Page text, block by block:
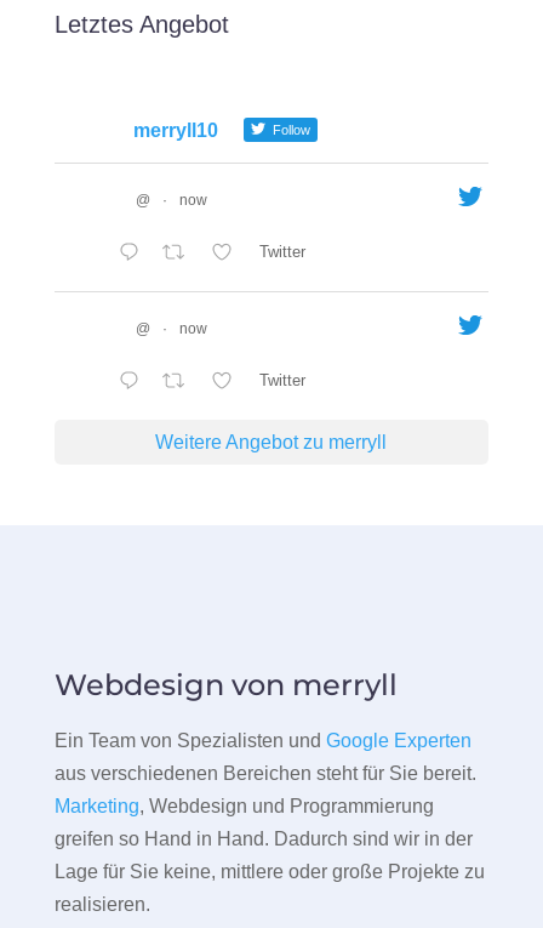
Letztes Angebot
merryll10 Follow
@ · now
Twitter
@ · now
Twitter
Weitere Angebot zu merryll
Webdesign von merryll
Ein Team von Spezialisten und Google Experten
aus verschiedenen Bereichen steht für Sie bereit.
Marketing, Webdesign und Programmierung
greifen so Hand in Hand. Dadurch sind wir in der
Lage für Sie keine, mittlere oder große Projekte zu
realisieren.